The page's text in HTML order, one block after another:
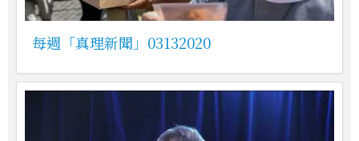
每週「真理新聞」03132020